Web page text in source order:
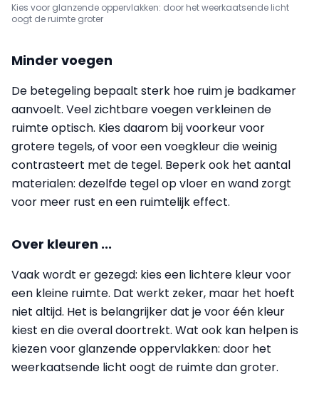
Kies voor glanzende oppervlakken: door het weerkaatsende licht
oogt de ruimte groter
Minder voegen
De betegeling bepaalt sterk hoe ruim je badkamer
aanvoelt. Veel zichtbare voegen verkleinen de
ruimte optisch. Kies daarom bij voorkeur voor
grotere tegels, of voor een voegkleur die weinig
contrasteert met de tegel. Beperk ook het aantal
materialen: dezelfde tegel op vloer en wand zorgt
voor meer rust en een ruimtelijk effect.
Over kleuren ...
Vaak wordt er gezegd: kies een lichtere kleur voor
een kleine ruimte. Dat werkt zeker, maar het hoeft
niet altijd. Het is belangrijker dat je voor één kleur
kiest en die overal doortrekt. Wat ook kan helpen is
kiezen voor glanzende oppervlakken: door het
weerkaatsende licht oogt de ruimte dan groter.